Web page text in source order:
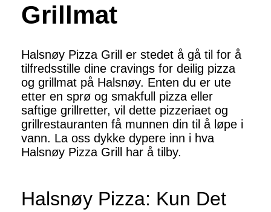
Grillmat
Halsnøy Pizza Grill er stedet å gå til for å
tilfredsstille dine cravings for deilig pizza
og grillmat på Halsnøy. Enten du er ute
etter en sprø og smakfull pizza eller
saftige grillretter, vil dette pizzeriaet og
grillrestauranten få munnen din til å løpe i
vann. La oss dykke dypere inn i hva
Halsnøy Pizza Grill har å tilby.
Halsnøy Pizza: Kun Det